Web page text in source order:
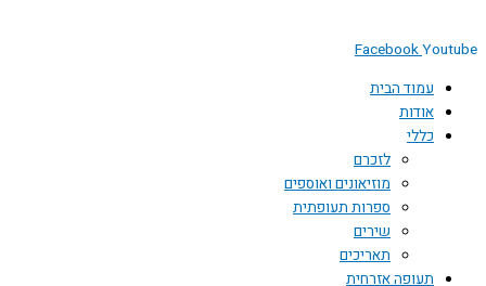
Facebook
עמוד הבית
אודות
כללי
לזכרם
מוזיאונים ואוספים
ספרות תעופתית
שירים
תאריכים
תעופה אזרחית